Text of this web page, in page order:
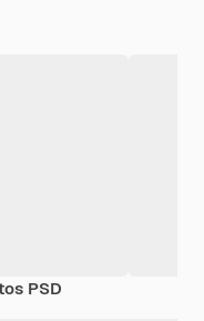
PSD